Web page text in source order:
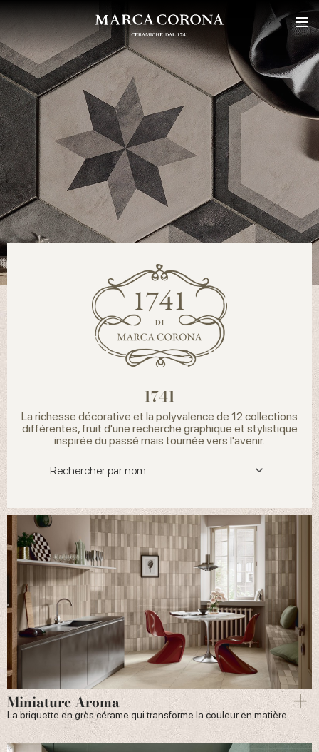
1741
La richesse décorative et la polyvalence de 12 collections
différentes, fruit d'une recherche graphique et stylistique
inspirée du passé mais tournée vers l'avenir.
Miniature Aroma
La briquette en grès cérame qui transforme la couleur en matière